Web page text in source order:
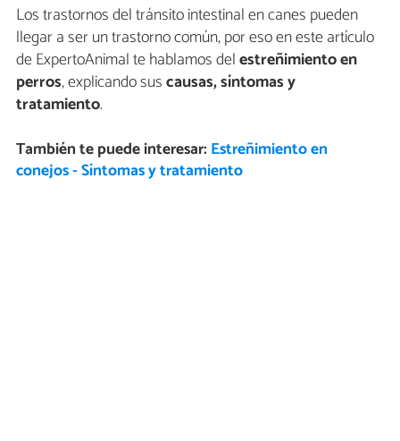
Los trastornos del tránsito intestinal en canes pueden
llegar a ser un trastorno común, por eso en este artículo
de ExpertoAnimal te hablamos delestreñimiento en
perros, explicando suscausas, síntomas y
tratamiento.
También te puede interesar: Estreñimiento en
conejos - Síntomas y tratamiento